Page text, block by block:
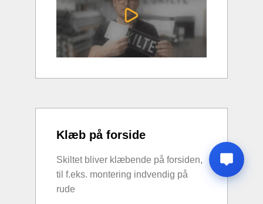
Klæb på forside
Skiltet bliver klæbende på forsiden,
til f.eks. montering indvendig på
rude